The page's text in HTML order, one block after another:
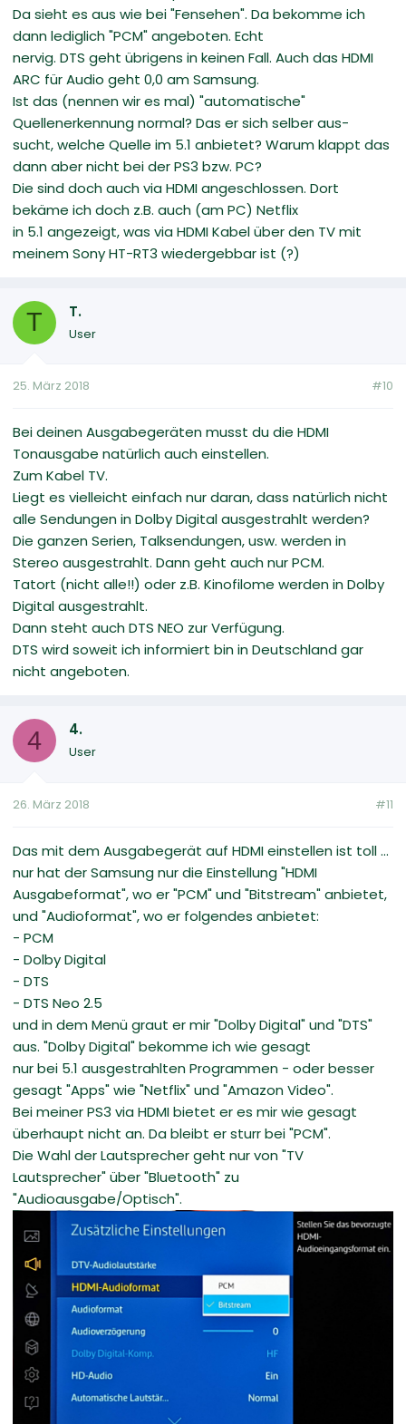
Da sieht es aus wie bei "Fensehen". Da bekomme ich
dann lediglich "PCM" angeboten. Echt
nervig. DTS geht übrigens in keinen Fall. Auch das HDMI
ARC für Audio geht 0,0 am Samsung.
Ist das (nennen wir es mal) "automatische"
Quellenerkennung normal? Das er sich selber aus-
sucht, welche Quelle im 5.1 anbietet? Warum klappt das
dann aber nicht bei der PS3 bzw. PC?
Die sind doch auch via HDMI angeschlossen. Dort
bekäme ich doch z.B. auch (am PC) Netflix
in 5.1 angezeigt, was via HDMI Kabel über den TV mit
meinem Sony HT-RT3 wiedergebbar ist (?)
T T.
User
25. März 2018 #10
Bei deinen Ausgabegeräten musst du die HDMI
Tonausgabe natürlich auch einstellen.
Zum Kabel TV.
Liegt es vielleicht einfach nur daran, dass natürlich nicht
alle Sendungen in Dolby Digital ausgestrahlt werden?
Die ganzen Serien, Talksendungen, usw. werden in
Stereo ausgestrahlt. Dann geht auch nur PCM.
Tatort (nicht alle!!) oder z.B. Kinofilome werden in Dolby
Digital ausgestrahlt.
Dann steht auch DTS NEO zur Verfügung.
DTS wird soweit ich informiert bin in Deutschland gar
nicht angeboten.
4 4.
User
26. März 2018 #11
Das mit dem Ausgabegerät auf HDMI einstellen ist toll ...
nur hat der Samsung nur die Einstellung "HDMI
Ausgabeformat", wo er "PCM" und "Bitstream" anbietet,
und "Audioformat", wo er folgendes anbietet:
- PCM
- Dolby Digital
- DTS
- DTS Neo 2.5
und in dem Menü graut er mir "Dolby Digital" und "DTS"
aus. "Dolby Digital" bekomme ich wie gesagt
nur bei 5.1 ausgestrahlten Programmen - oder besser
gesagt "Apps" wie "Netflix" und "Amazon Video".
Bei meiner PS3 via HDMI bietet er es mir wie gesagt
überhaupt nicht an. Da bleibt er sturr bei "PCM".
Die Wahl der Lautsprecher geht nur von "TV
Lautsprecher" über "Bluetooth" zu
"Audioausgabe/Optisch".